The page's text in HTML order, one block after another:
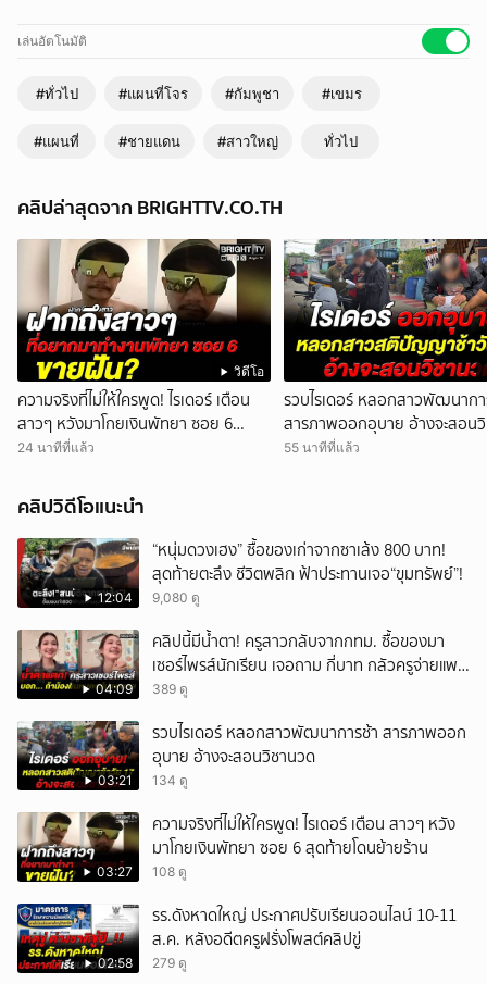
เล่นอัตโนมัติ
#ทั่วไป #แผนที่โจร #กัมพูชา #เขมร
#แผนที่ #ชายแดน #สาวใหญ่ ทั่วไป
คลิปล่าสุดจาก BRIGHTTV.CO.TH
วิดีโอ
ความจริงที่ไม่ให้ใครพูด! ไรเดอร์ เตือน
สาวๆ หวังมาโกยเงินพัทยา ซอย 6
สุดท้ายโดนย้ายร้าน
24 นาทีที่แล้ว
รวบไรเดอร์ หลอกสาวพัฒนาก
สารภาพออกอุบาย อ้างจะสอน
55 นาทีที่แล้ว
คลิปวิดีโอแนะนำ
12:04
“หนุ่มดวงเฮง” ซื้อของเก่าจากซาเล้ง 800 บาท!
สุดท้ายตะลึง ชีวิตพลิก ฟ้าประทานเจอ“ขุมทรัพย์”!
9,080 ดู
04:09
คลิปนี้มีน้ำตา! ครูสาวกลับจากกทม. ซื้อของมา
เซอร์ไพรส์นักเรียน เจอถาม กี่บาท กลัวครูจ่ายแพง
w
389 ดู
03:21
รวบไรเดอร์ หลอกสาวพัฒนาการช้า สารภาพออก
อุบาย อ้างจะสอนวิชานวด
134 ดู
03:27
ความจริงที่ไม่ให้ใครพูด! ไรเดอร์ เตือน สาวๆ หวัง
มาโกยเงินพัทยา ซอย 6 สุดท้ายโดนย้ายร้าน
108 ดู
02:58
รร.ดังหาดใหญ่ ประกาศปรับเรียนออนไลน์ 10-11
ส.ค. หลังอดีตครูฝรั่งโพสต์คลิปขู่
279 ดู